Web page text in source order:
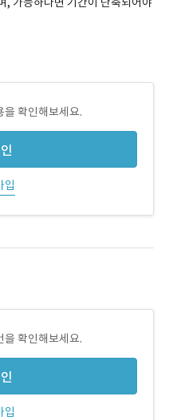
을 확인해보세요.
입
을 확인해보세요.
입